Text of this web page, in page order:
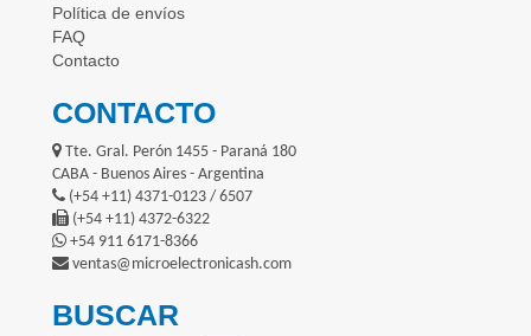
Política de envíos
FAQ
Contacto
CONTACTO
Tte. Gral. Perón 1455 - Paraná 180
CABA - Buenos Aires - Argentina
(+54 +11) 4371-0123 / 6507
(+54 +11) 4372-6322
+54 911 6171-8366
ventas@microelectronicash.com
BUSCAR